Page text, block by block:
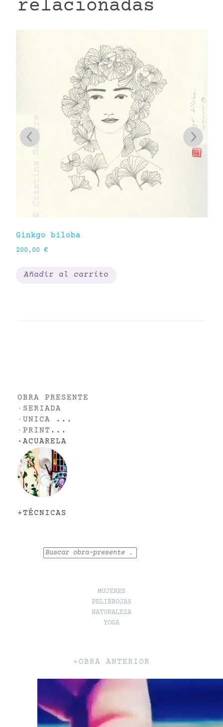
relacionadas
Ginkgo biloba
200,00 €
Añadir al carrito
OBRA PRESENTE
· SERIADA
· UNICA ...
· PRINT ...
· ACUARELA
+TÉCNICAS
MUJERES
PELIRROJAS
NATURALEZA
YOGA
+OBRA ANTERIOR